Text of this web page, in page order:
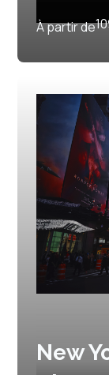
À partir de
New